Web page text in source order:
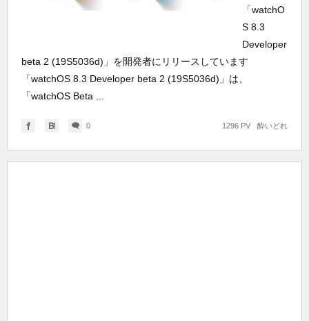
「watchO
S 8.3
Developer
beta 2 (19S5036d)」を開発者にリリースしています
「watchOS 8.3 Developer beta 2 (19S5036d)」は、
「watchOS Beta ...
0 酔いどれ
1296 PV